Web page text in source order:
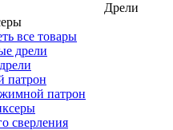
Дрели
все товары
дрели
патрон
патрон
сверления